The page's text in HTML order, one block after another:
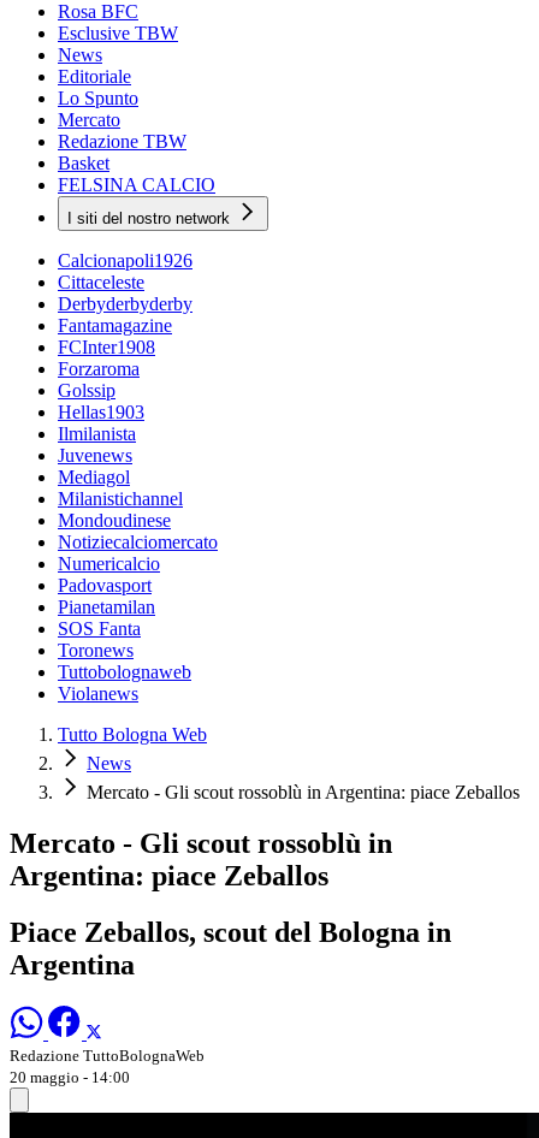
Rosa BFC
Esclusive TBW
News
Editoriale
Lo Spunto
Mercato
Redazione TBW
Basket
FELSINA CALCIO
I siti del nostro network
Calcionapoli1926
Cittaceleste
Derbyderbyderby
Fantamagazine
FCInter1908
Forzaroma
Golssip
Hellas1903
Ilmilanista
Juvenews
Mediagol
Milanistichannel
Mondoudinese
Notiziecalciomercato
Numericalcio
Padovasport
Pianetamilan
SOS Fanta
Toronews
Tuttobolognaweb
Violanews
Tutto Bologna Web
News
Mercato - Gli scout rossoblù in Argentina: piace Zeballos
Mercato - Gli scout rossoblù in
Argentina: piace Zeballos
Piace Zeballos, scout del Bologna in
Argentina
Redazione TuttoBolognaWeb
20 maggio - 14:00